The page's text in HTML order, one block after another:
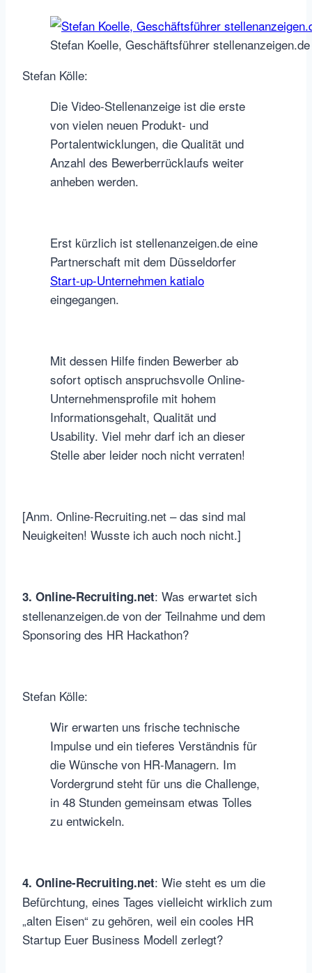
Stefan Koelle, Geschäftsführer stellenanzeigen.de
Stefan Kölle:
Die Video-Stellenanzeige ist die erste
von vielen neuen Produkt- und
Portalentwicklungen, die Qualität und
Anzahl des Bewerberrücklaufs weiter
anheben werden.
Erst kürzlich ist stellenanzeigen.de eine
Partnerschaft mit dem Düsseldorfer
Start-up-Unternehmen katialo
eingegangen.
Mit dessen Hilfe finden Bewerber ab
sofort optisch anspruchsvolle Online-
Unternehmensprofile mit hohem
Informationsgehalt, Qualität und
Usability. Viel mehr darf ich an dieser
Stelle aber leider noch nicht verraten!
[Anm. Online-Recruiting.net – das sind mal
Neuigkeiten! Wusste ich auch noch nicht.]
3. Online-Recruiting.net: Was erwartet sich
stellenanzeigen.de von der Teilnahme und dem
Sponsoring des HR Hackathon?
Stefan Kölle:
Wir erwarten uns frische technische
Impulse und ein tieferes Verständnis für
die Wünsche von HR-Managern. Im
Vordergrund steht für uns die Challenge,
in 48 Stunden gemeinsam etwas Tolles
zu entwickeln.
4. Online-Recruiting.net: Wie steht es um die
Befürchtung, eines Tages vielleicht wirklich zum
„alten Eisen“ zu gehören, weil ein cooles HR
Startup Euer Business Modell zerlegt?